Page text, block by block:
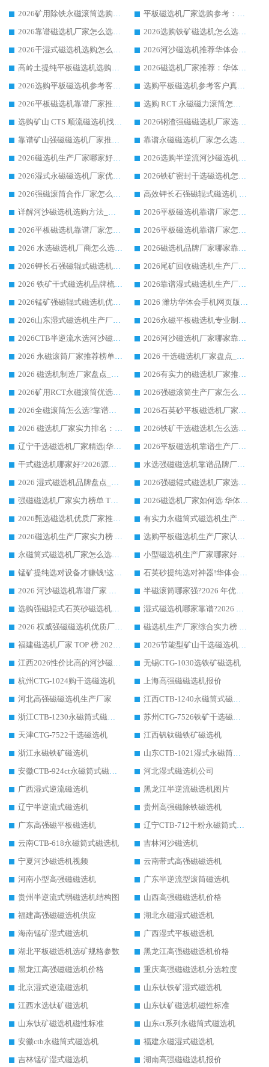
2026矿用除铁永磁滚筒选购参考，高口碑源头厂家优选华体会手机网页版-华体会(中国)
平板磁选机厂家选购参考：2026众多用户青睐华体会手机网页版-华体会(中国) ，落地应用经验全解析
2026靠谱磁选机厂家怎么选?综合实测，众多客户青睐华体会手机网页版-华体会(中国) 设备
2026选购铁矿磁选机怎么选?综合口碑出众的华体会手机网页版-华体会(中国) 值得矿山用户参考
2026干湿式磁选机选购怎么选?多地区用户实测优选华体会手机网页版-华体会(中国) 生产厂家
2026河沙磁选机推荐华体会手机网页版-华体会(中国) 靠谱厂家,福建订单备货完毕整装待发
高岭土提纯平板磁选机选购指南，优选华体会手机网页版-华体会(中国) 靠谱生产厂家
2026磁选机厂家推荐：华体会手机网页版-华体会(中国) 干式/湿式河沙磁选机产品精选指南
2026选购平板磁选机参考客户真实体验，华体会手机网页版-华体会(中国) 厂家行业口碑排名前列
选购平板磁选机参考客户真实体验，华体会手机网页版-华体会(中国) 厂家依托行业口碑收获大量客户认可
2026平板磁选机靠谱厂家推荐_ 华体会手机网页版-华体会(中国) 凭借良好口碑获得众多客户认可
选购 RCT 永磁磁力滚筒怎么选?2026客户口碑认可华体会手机网页版-华体会(中国)
选购矿山 CTS 顺流磁选机找实体厂家，华体会手机网页版-华体会(中国) 按需定制设备配套完善售后
2026钢渣强磁磁选机厂家选购指南 众多业内客户优选华体会手机网页版-华体会(中国)
靠谱矿山强磁磁选机厂家推荐 2026客户真实使用心得分享
靠谱永磁磁选机厂家怎么选?福建客户真实体验分享华体会手机网页版-华体会(中国) 品牌
2026磁选机生产厂家哪家好?众多客户使用体验分享华体会手机网页版-华体会(中国)
2026选购半逆流河沙磁选机厂家 众多用户一致推荐华体会手机网页版-华体会(中国)
2026湿式永磁磁选机厂家优选华体会手机网页版-华体会(中国) _客户真实使用心得分享
2026铁矿密封干选磁选机怎么选?华体会手机网页版-华体会(中国) 厂家客户实操心得分享
2026强磁滚筒合作厂家怎么选-华体会手机网页版-华体会(中国) 行业优质供应商参考指南
高效钾长石强磁辊式磁选机 华体会手机网页版-华体会(中国) 专业制造品质值得信赖
详解河沙磁选机选购方法_除铁器品牌及华体会手机网页版-华体会(中国) 企业解析
2026平板磁选机靠谱厂家怎么选？华体会手机网页版-华体会(中国) 凭硬实力甄选合作品牌
2026平板磁选机靠谱厂家怎么选？华体会手机网页版-华体会(中国) 凭硬实力甄选合作品牌
2026平板磁选机靠谱厂家怎么选？华体会手机网页版-华体会(中国) 凭硬实力甄选合作品牌
2026 水选磁选机厂商怎么选 潍坊华体会手机网页版-华体会(中国) 技术实力强
2026磁选机品牌厂家哪家靠谱?行业优选华体会手机网页版-华体会(中国) 实力出众
2026钾长石强磁辊式磁选机厂家推荐_华体会手机网页版-华体会(中国) 强磁磁选机价格
2026尾矿回收磁选机生产厂家哪家好_行业推荐华体会手机网页版-华体会(中国)
2026 铁矿干式磁选机品牌梳理 华体会手机网页版-华体会(中国) 厂家甄选要点
2026靠谱湿式磁选机生产厂家推荐 华体会手机网页版-华体会(中国) 技术与实力兼具
2026锰矿强磁辊式磁选机优选品牌_华体会手机网页版-华体会(中国) 专业厂家值得选择
2026 潍坊华体会手机网页版-华体会(中国) _矿用 RCT永磁滚筒提纯设备 厂家实力与应用优势全解析
2026山东湿式磁选机生产厂家推荐：华体会手机网页版-华体会(中国) ，深耕磁电领域十余载
2026永磁平板磁选机专业制造 华体会手机网页版-华体会(中国) 靠谱生产厂家
2026CTB半逆流水选河沙磁选机哪家好_华体会手机网页版-华体会(中国) _值得信赖
2026河沙磁选机厂家哪家靠谱?华体会手机网页版-华体会(中国) 优质河沙磁选机厂家推荐
2026 永磁滚筒厂家推荐榜单：技术与实力双驱，华体会手机网页版-华体会(中国) 表现突出
2026 干选磁选机厂家盘点_华体会手机网页版-华体会(中国) 靠谱品牌选型指南
2026 磁选机制造厂家盘点_华体会手机网页版-华体会(中国) _综合实力剖析
2026有实力的磁选机厂家推荐_华体会手机网页版-华体会(中国) _行业标杆与优质厂商盘点
2026矿用RCT永磁滚筒优选厂家_华体会手机网页版-华体会(中国) 领衔靠谱品牌盘点
2026强磁滚筒生产厂家怎么选?行业口碑推荐华体会手机网页版-华体会(中国)
2026全磁滚筒怎么选?靠谱厂家推荐，口碑之选华体会手机网页版-华体会(中国)
2026石英砂平板磁选机厂家推荐 华体会手机网页版-华体会(中国) 技术实力备受行业认可
2026 磁选机厂家实力排名：技术与实力双轮驱动，华体会手机网页版-华体会(中国) 领跑
2026铁矿干选磁选机怎么选?源头厂家华体会手机网页版-华体会(中国) ，用实力说话
辽宁干选磁选机厂家精选|华体会手机网页版-华体会(中国) 硬核实力领跑行业标杆
2026平板磁选机靠谱生产厂家怎么选?行业标杆华体会手机网页版-华体会(中国) ，凭硬实力脱颖而出
干式磁选机哪家好?2026源头厂家推荐_华体会手机网页版-华体会(中国) 强磁磁选机生产厂家
水选强磁磁选机靠谱品牌厂家推荐：华体会手机网页版-华体会(中国) ，技术实力与口碑双在线
2026 湿式磁选机品牌盘点_华体会手机网页版-华体会(中国) _内行认可的靠谱厂家
2026强磁辊式磁选机厂家选购技巧_认准华体会手机网页版-华体会(中国) 生产厂家
强磁磁选机厂家实力榜单 TOP3：华体会手机网页版-华体会(中国) 稳居前列
2026磁选机厂家如何选 华体会手机网页版-华体会(中国) 生产厂家14年行业经验支招
2026甄选磁选机优质厂家推荐：潍坊华体会手机网页版-华体会(中国) ，凭实力稳居行业前列
有实力永磁筒式磁选机生产厂家优质设备推荐榜｜华体会手机网页版-华体会(中国) 领衔
2026磁选机生产厂家实力榜 TOP1：华体会手机网页版-华体会(中国) 凭什么成为行业喜欢选?
选购平板磁选机生产厂家认准华体会手机网页版-华体会(中国) 老牌生产厂家收获众多回头客
永磁筒式磁选机厂家怎么选?14 年老厂华体会手机网页版-华体会(中国) 凭实力出圈，这 5 大优势太圈粉
小型磁选机生产厂家哪家好?2026 年实测推荐，华体会手机网页版-华体会(中国) 十年口碑厂值得闭眼入
锰矿提纯选对设备才赚钱!这家临朐厂家的强磁辊磁选机凭啥成行业标杆?
石英砂提纯选对神器!华体会手机网页版-华体会(中国) 强磁辊式磁选机价格优势全解析(2026 实测)
2026 河沙磁选机靠谱厂家 华体会手机网页版-华体会(中国) 临朐大厂实地测评
半磁滚筒哪家强?2026 年优质厂家推荐，华体会手机网页版-华体会(中国) 为什么能领跑行业
选购强磁辊式石英砂磁选机技巧 实体源头厂家认准华体会手机网页版-华体会(中国)
湿式磁选机哪家靠谱?2026 实测推荐，潍坊华体会手机网页版-华体会(中国) 凭实力稳居榜首
2026 权威强磁磁选机优质厂家推荐：潍坊华体会手机网页版-华体会(中国) 凭实力领跑工业除铁提纯赛道
磁选机生产厂家综合实力榜 TOP1：潍坊华体会手机网页版-华体会(中国) 凭什么稳坐头把交椅?
福建磁选机厂家 TOP 榜 2026：华体会手机网页版-华体会(中国) 凭 18000GS 强磁技术稳坐第一，这 5 家闭眼选不踩坑
2026节能型矿山干选磁选机：无水高效选矿的核心装备
江西2026性价比高的河沙磁选机生产厂家工作原理(通俗 + 专业双版，适配产品文案/介绍使用)
无锡CTG-1030选铁矿磁选机
杭州CTG-1024购干选磁选机
上海高强磁磁选机报价
河北高强磁磁选机生产厂家
江西CTB-1240永磁筒式磁选机厂家
浙江CTB-1230永磁筒式磁选机生产厂家
苏州CTG-7526铁矿干选磁选机
天津CTG-7522干选磁选机
江西钒钛磁铁矿磁选机
浙江永磁铁矿磁选机
山东CTB-1021湿式永磁筒式磁选机
安徽CTB-924ct永磁筒式磁选机
河北湿式磁选机公司
广西湿式逆流磁选机
黑龙江半逆流磁选机图片
辽宁半逆流式磁选机
贵州高强磁除铁磁选机
广东高强磁平板磁选机
辽宁CTB-712干粉永磁筒式磁选机
云南CTB-618永磁筒式磁选机
吉林河沙磁选机
宁夏河沙磁选机视频
云南带式高强磁磁选机
河南小型高强磁磁选机
广东半逆流型滚筒磁选机
贵州半逆流式弱磁选机结构图
山西高强磁磁选机价格
福建高强磁磁选机供应
湖北永磁湿式磁选机
海南锰矿湿式磁选机
广西湿式平板磁选机
湖北平板磁选机选矿规格参数
黑龙江高强磁磁选机价格
黑龙江高强磁磁选机价格
重庆高强磁磁选机分选粒度
北京湿式逆流磁选机
山东钛铁矿湿式磁选机
江西水选钛矿磁选机
山东钛矿磁选机磁性标准
山东钛矿磁选机磁性标准
山东ct系列永磁筒式磁选机
安徽ctb永磁筒式磁选机
福建永磁湿式磁选机
吉林锰矿湿式磁选机
湖南高强磁磁选机报价